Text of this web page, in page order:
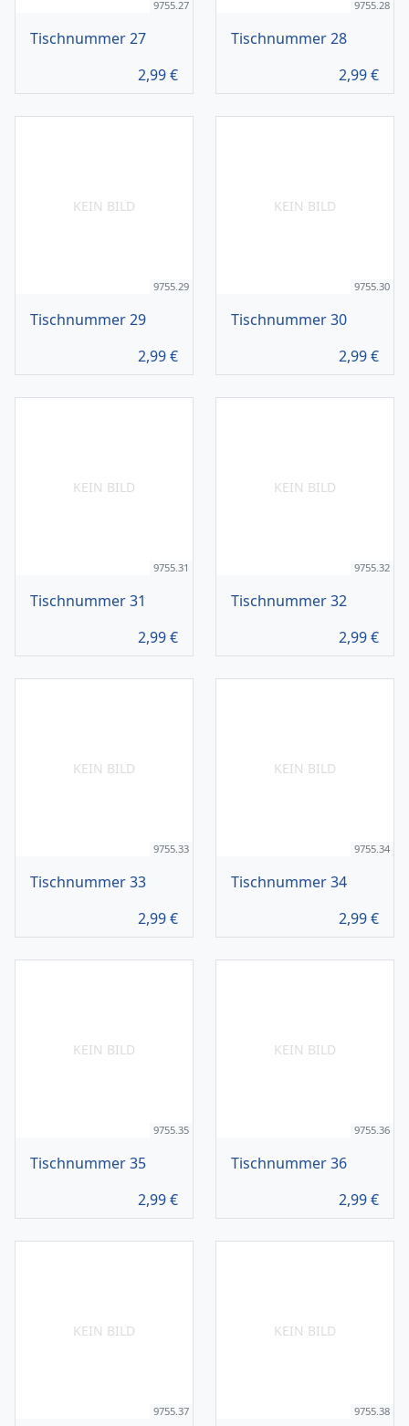
9755.27
Tischnummer 27
2,99€
9755.28
Tischnummer 28
2,99€
KEIN BILD
9755.29
Tischnummer 29
2,99€
KEIN BILD
9755.30
Tischnummer 30
2,99€
KEIN BILD
9755.31
Tischnummer 31
2,99€
KEIN BILD
9755.32
Tischnummer 32
2,99€
KEIN BILD
9755.33
Tischnummer 33
2,99€
KEIN BILD
9755.34
Tischnummer 34
2,99€
KEIN BILD
9755.35
Tischnummer 35
2,99€
KEIN BILD
9755.36
Tischnummer 36
2,99€
KEIN BILD
9755.37
KEIN BILD
9755.38